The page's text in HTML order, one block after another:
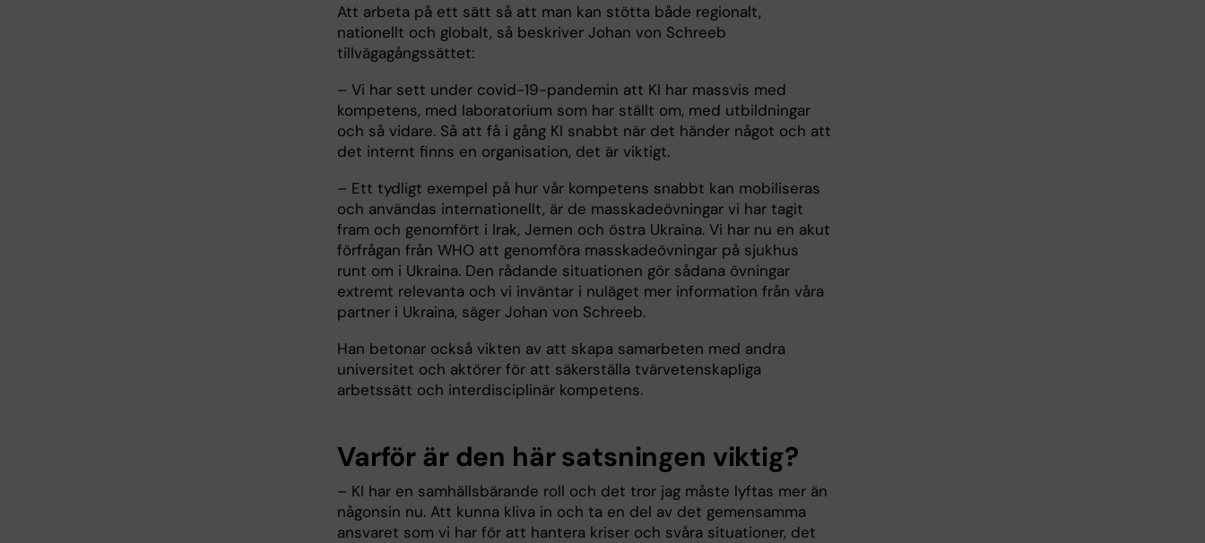
Att arbeta på ett sätt så att man kan stötta både regionalt,
nationellt och globalt, så beskriver Johan von Schreeb
tillvägagångssättet:
– Vi har sett under covid-19-pandemin att KI har massvis med
kompetens, med laboratorium som har ställt om, med utbildningar
och så vidare. Så att få i gång KI snabbt när det händer något och att
det internt finns en organisation, det är viktigt.
– Ett tydligt exempel på hur vår kompetens snabbt kan mobiliseras
och användas internationellt, är de masskadeövningar vi har tagit
fram och genomfört i Irak, Jemen och östra Ukraina. Vi har nu en akut
förfrågan från WHO att genomföra masskadeövningar på sjukhus
runt om i Ukraina. Den rådande situationen gör sådana övningar
extremt relevanta och vi inväntar i nuläget mer information från våra
partner i Ukraina, säger Johan von Schreeb.
Han betonar också vikten av att skapa samarbeten med andra
universitet och aktörer för att säkerställa tvärvetenskapliga
arbetssätt och interdisciplinär kompetens.
Varför är den här satsningen viktig?
– KI har en samhällsbärande roll och det tror jag måste lyftas mer än
någonsin nu. Att kunna kliva in och ta en del av det gemensamma
ansvaret som vi har för att hantera kriser och svåra situationer, det